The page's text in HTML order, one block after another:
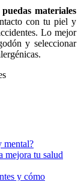
materiales
con tu piel y
Lo mejor
y seleccionar
mejora tu salud